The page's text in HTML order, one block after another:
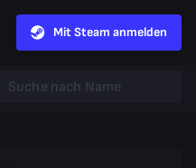
Mit Steam anmelden
Gloves Heavy